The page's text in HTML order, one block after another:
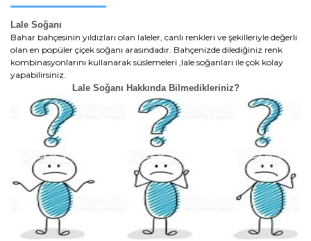
Lale Soğanı
Bahar bahçesinin yıldızları olan laleler, canlı renkleri ve şekilleriyle değerli
olan en popüler çiçek soğanı arasındadır. Bahçenizde dilediğiniz renk
kombinasyonlarını kullanarak süslemeleri ,lale soğanları ile çok kolay
yapabilirsiniz.
Lale Soğanı Hakkında Bilmedikleriniz?